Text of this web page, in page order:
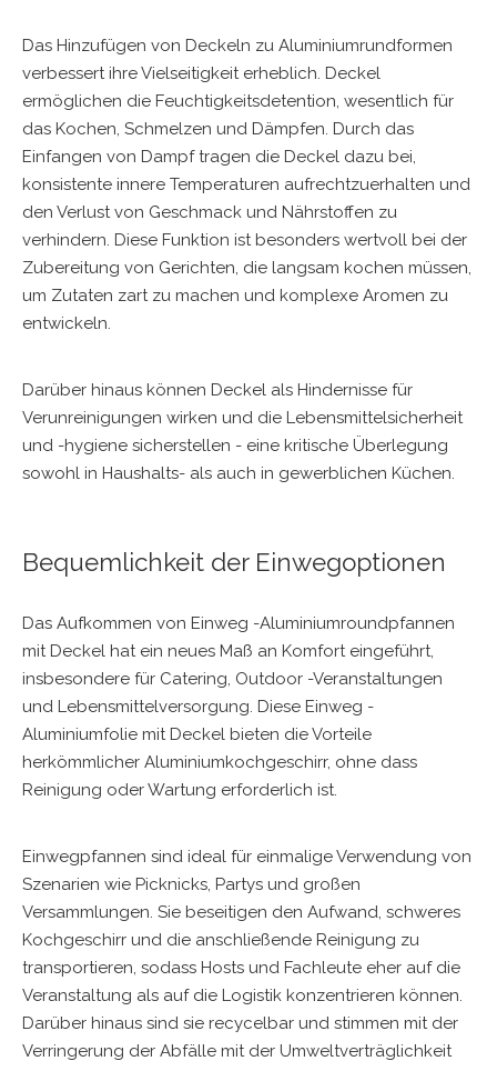
Das Hinzufügen von Deckeln zu Aluminiumrundformen
verbessert ihre Vielseitigkeit erheblich. Deckel
ermöglichen die Feuchtigkeitsdetention, wesentlich für
das Kochen, Schmelzen und Dämpfen. Durch das
Einfangen von Dampf tragen die Deckel dazu bei,
konsistente innere Temperaturen aufrechtzuerhalten und
den Verlust von Geschmack und Nährstoffen zu
verhindern. Diese Funktion ist besonders wertvoll bei der
Zubereitung von Gerichten, die langsam kochen müssen,
um Zutaten zart zu machen und komplexe Aromen zu
entwickeln.
Darüber hinaus können Deckel als Hindernisse für
Verunreinigungen wirken und die Lebensmittelsicherheit
und -hygiene sicherstellen - eine kritische Überlegung
sowohl in Haushalts- als auch in gewerblichen Küchen.
Bequemlichkeit der Einwegoptionen
Das Aufkommen von Einweg -Aluminiumroundpfannen
mit Deckel hat ein neues Maß an Komfort eingeführt,
insbesondere für Catering, Outdoor -Veranstaltungen
und Lebensmittelversorgung. Diese Einweg -
Aluminiumfolie mit Deckel bieten die Vorteile
herkömmlicher Aluminiumkochgeschirr, ohne dass
Reinigung oder Wartung erforderlich ist.
Einwegpfannen sind ideal für einmalige Verwendung von
Szenarien wie Picknicks, Partys und großen
Versammlungen. Sie beseitigen den Aufwand, schweres
Kochgeschirr und die anschließende Reinigung zu
transportieren, sodass Hosts und Fachleute eher auf die
Veranstaltung als auf die Logistik konzentrieren können.
Darüber hinaus sind sie recycelbar und stimmen mit der
Verringerung der Abfälle mit der Umweltverträglichkeit